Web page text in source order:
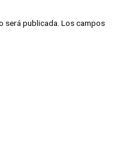
será publicada. Los campos